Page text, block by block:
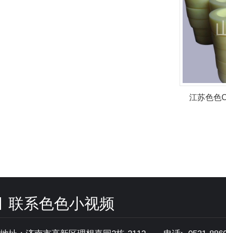
江苏色色
联系色色小视频